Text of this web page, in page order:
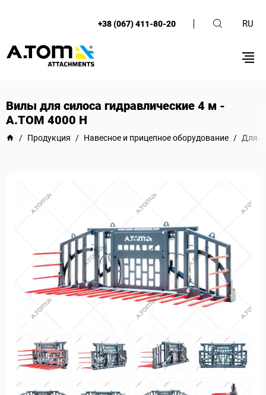
+38 (067) 411-80-20 RU
Вилы для силоса гидравлические 4 м -
А.ТОМ 4000 H
/ Продукция / Навесное и прицепное оборудование / Для